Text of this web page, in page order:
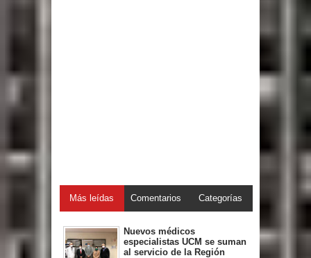
Más leídas Comentarios Categorías
Nuevos médicos
especialistas UCM se suman
al servicio de la Región